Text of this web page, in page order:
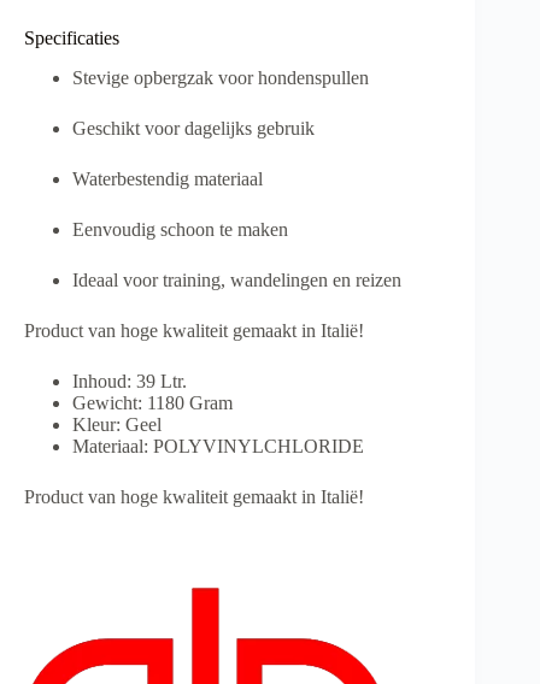
Specificaties
Stevige opbergzak voor hondenspullen
Geschikt voor dagelijks gebruik
Waterbestendig materiaal
Eenvoudig schoon te maken
Ideaal voor training, wandelingen en reizen
Product van hoge kwaliteit gemaakt in Italië!
Inhoud: 39 Ltr.
Gewicht: 1180 Gram
Kleur: Geel
Materiaal: POLYVINYLCHLORIDE
Product van hoge kwaliteit gemaakt in Italië!